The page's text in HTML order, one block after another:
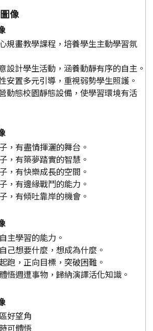
像
規畫教學課程，培養學生主動學習氛
設計學生活動，涵養動靜有序的自主。
安置多元引導，重視弱勢學生照護。
動態校園靜態設備，使學習環境有活
，有盡情揮灑的舞台。
，有築夢踏實的智慧。
，有快樂成長的空間。
，有邊緣戰鬥的能力。
，有傾吐靠岸的機會。
主學習的能力。
己想要什麼，想成為什麼。
跑，正向目標，突破困難。
悟週遭事物，歸納演譯活化知識。
好望角
可體悟